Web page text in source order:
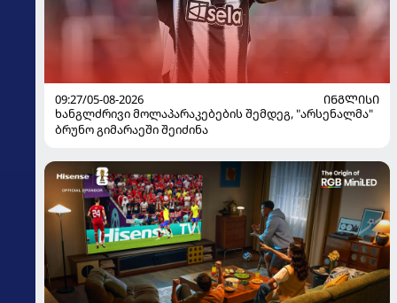
09:27/05-08-2026
ᲘᲜᲒᲚᲘᲡᲘ
ხანგლძრივი მოლაპარაკებების შემდეგ, "არსენალმა"
ბრუნო გიმარაეში შეიძინა